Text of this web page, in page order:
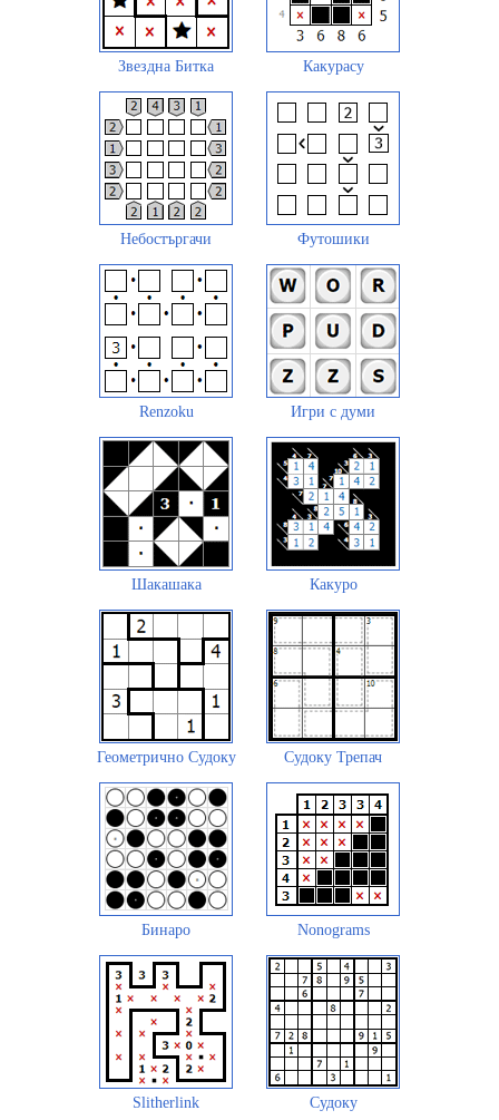
Звездна Битка Какурасу
Небостъргачи Футошики
Renzoku Игри с думи
Шакашака Какуро
Геометрично Судоку Судоку Трепач
Бинаро Nonograms
Slitherlink Судоку